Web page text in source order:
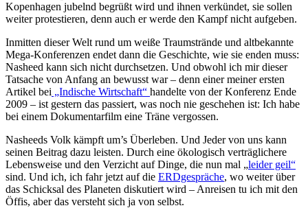
Kopenhagen jubelnd begrüßt wird und ihnen verkündet, sie sollen
weiter protestieren, denn auch er werde den Kampf nicht aufgeben.
Inmitten dieser Welt rund um weiße Traumstrände und altbekannte
Mega-Konferenzen endet dann die Geschichte, wie sie enden muss:
Nasheed kann sich nicht durchsetzen. Und obwohl ich mir dieser
Tatsache von Anfang an bewusst war – denn einer meiner ersten
Artikel bei „Indische Wirtschaft“ handelte von der Konferenz Ende
2009 – ist gestern das passiert, was noch nie geschehen ist: Ich habe
bei einem Dokumentarfilm eine Träne vergossen.
Nasheeds Volk kämpft um’s Überleben. Und Jeder von uns kann
seinen Beitrag dazu leisten. Durch eine ökologisch verträglichere
Lebensweise und den Verzicht auf Dinge, die nun mal „leider geil“
sind. Und ich, ich fahr jetzt auf die ERDgespräche, wo weiter über
das Schicksal des Planeten diskutiert wird – Anreisen tu ich mit den
Öffis, aber das versteht sich ja von selbst.